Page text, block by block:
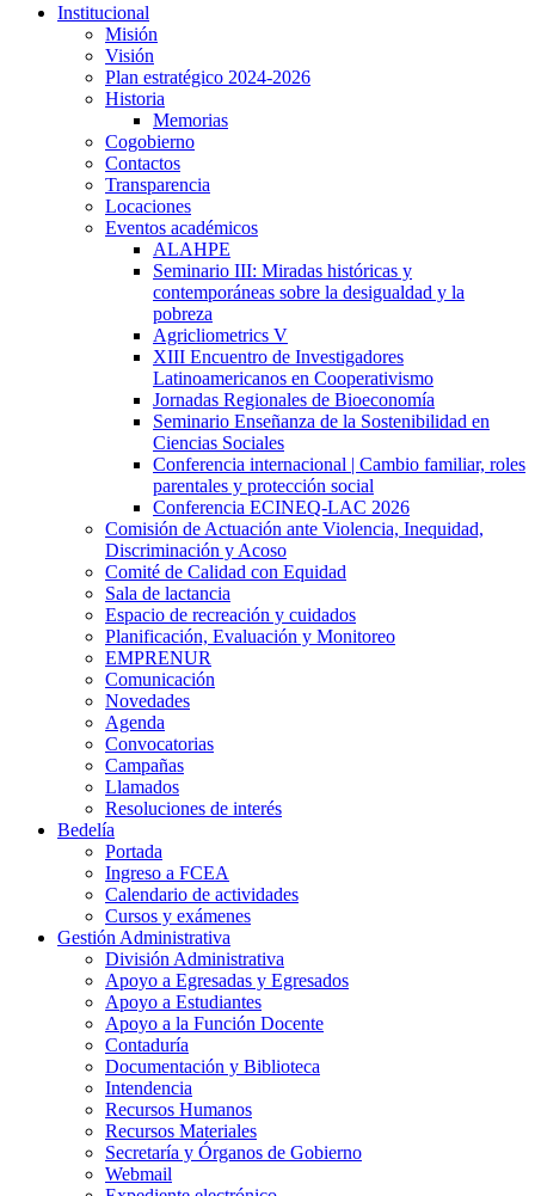
Institucional
Misión
Visión
Plan estratégico 2024-2026
Historia
Memorias
Cogobierno
Contactos
Transparencia
Locaciones
Eventos académicos
ALAHPE
Seminario III: Miradas históricas y
contemporáneas sobre la desigualdad y la
pobreza
Agricliometrics V
XIII Encuentro de Investigadores
Latinoamericanos en Cooperativismo
Jornadas Regionales de Bioeconomía
Seminario Enseñanza de la Sostenibilidad en
Ciencias Sociales
Conferencia internacional | Cambio familiar, roles
parentales y protección social
Conferencia ECINEQ-LAC 2026
Comisión de Actuación ante Violencia, Inequidad,
Discriminación y Acoso
Comité de Calidad con Equidad
Sala de lactancia
Espacio de recreación y cuidados
Planificación, Evaluación y Monitoreo
EMPRENUR
Comunicación
Novedades
Agenda
Convocatorias
Campañas
Llamados
Resoluciones de interés
Bedelía
Portada
Ingreso a FCEA
Calendario de actividades
Cursos y exámenes
Gestión Administrativa
División Administrativa
Apoyo a Egresadas y Egresados
Apoyo a Estudiantes
Apoyo a la Función Docente
Contaduría
Documentación y Biblioteca
Intendencia
Recursos Humanos
Recursos Materiales
Secretaría y Órganos de Gobierno
Webmail